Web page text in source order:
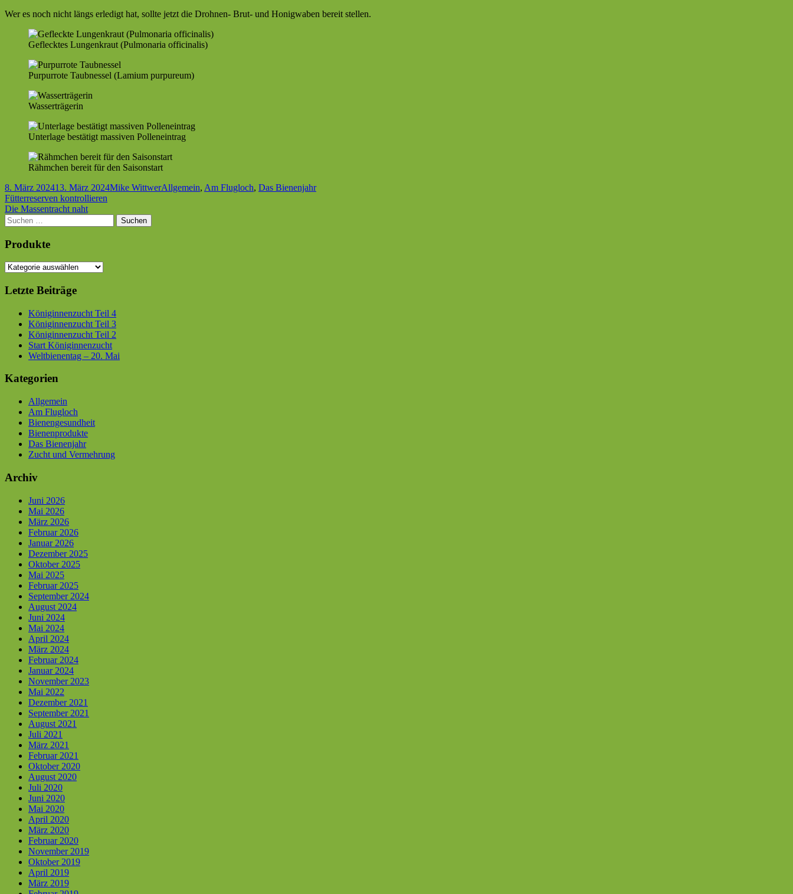
Wer es noch nicht längs erledigt hat, sollte jetzt die Drohnen- Brut- und Honigwaben bereit stellen.
Geflecktes Lungenkraut (Pulmonaria officinalis)
Purpurrote Taubnessel (Lamium purpureum)
Wasserträgerin
Unterlage bestätigt massiven Polleneintrag
Rähmchen bereit für den Saisonstart
Veröffentlicht
am
8. März 202413. März 2024Autor
Mike WittwerKategorien
Allgemein, Am Flugloch, Das Bienenjahr
Beitragsnavigation
Vorheriger
Beitrag:
Fütterreserven kontrollieren
Nächster
Beitrag
Die Massentracht naht
Haupt-
Seitenleiste
Suchen
nach:
Produkte
Letzte Beiträge
Königinnenzucht Teil 4
Königinnenzucht Teil 3
Königinnenzucht Teil 2
Start Königinnenzucht
Weltbienentag – 20. Mai
Kategorien
Allgemein
Am Flugloch
Bienengesundheit
Bienenprodukte
Das Bienenjahr
Zucht und Vermehrung
Archiv
Juni 2026
Mai 2026
März 2026
Februar 2026
Januar 2026
Dezember 2025
Oktober 2025
Mai 2025
Februar 2025
September 2024
August 2024
Juni 2024
Mai 2024
April 2024
März 2024
Februar 2024
Januar 2024
November 2023
Mai 2022
Dezember 2021
September 2021
August 2021
Juli 2021
März 2021
Februar 2021
Oktober 2020
August 2020
Juli 2020
Juni 2020
Mai 2020
April 2020
März 2020
Februar 2020
November 2019
Oktober 2019
April 2019
März 2019